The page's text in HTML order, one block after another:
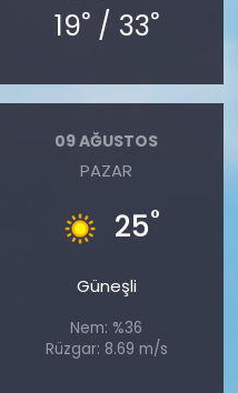
19°/ 33°
09 AĞUSTOS
PAZAR
25°
Güneşli
Nem: %36
Rüzgar: 8.69 m/s